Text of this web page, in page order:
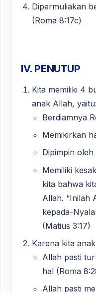
Dipermuliakan
(Roma 8:17c)
IV. PENUTUP
Kita memiliki 4
anak Allah, yaitu:
Berdiamnya
Memikirkan
Dipimpin oleh
Memiliki
kita bahwa
Allah. “Inilah
kepada-
(Matius 3:17)
Karena kita
Allah pasti
hal (Roma
Allah pasti